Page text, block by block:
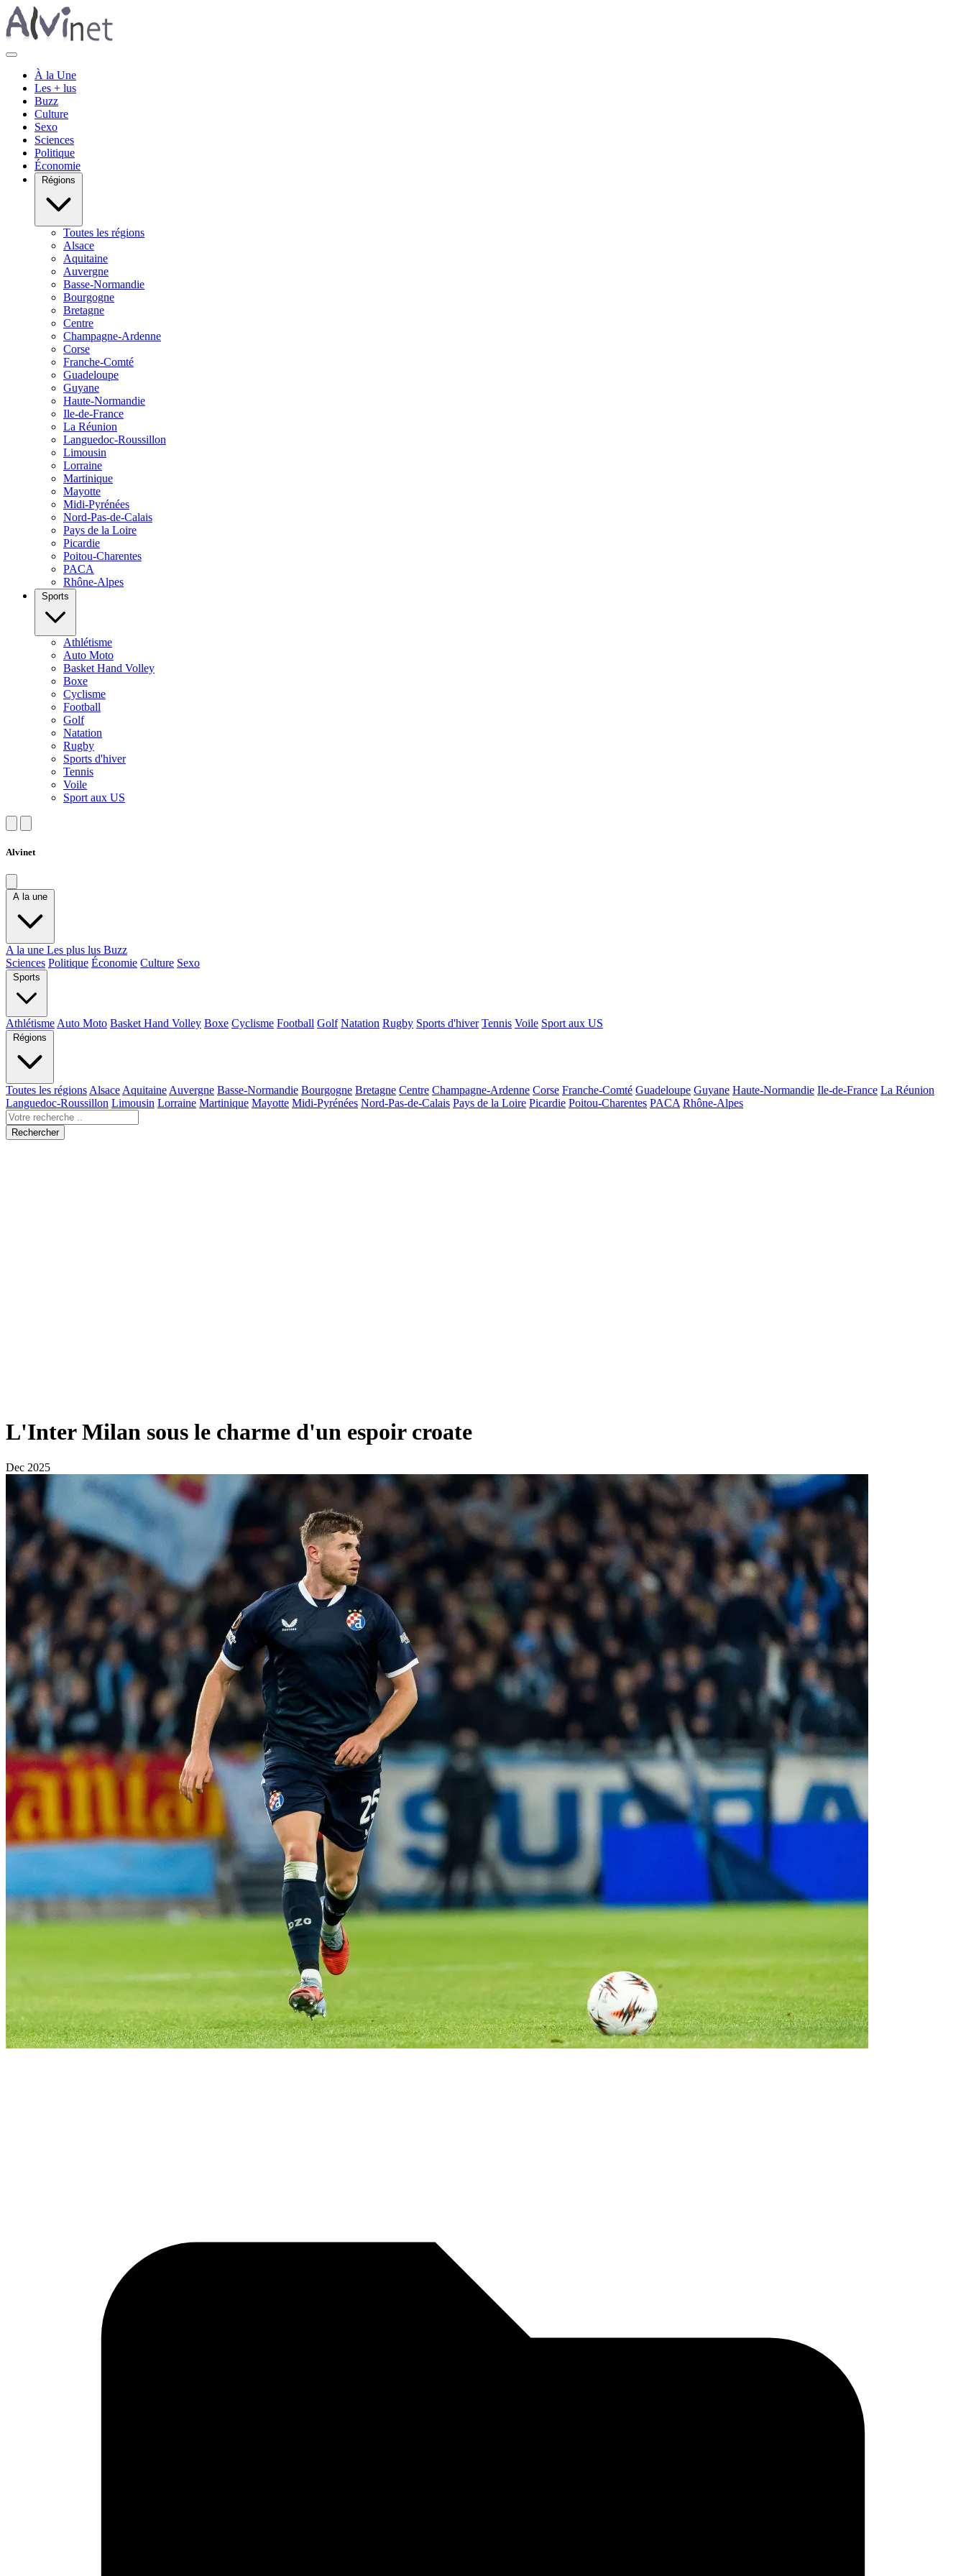
À la Une
Les + lus
Buzz
Culture
Sexo
Sciences
Politique
Économie
Régions
Toutes les régions
Alsace
Aquitaine
Auvergne
Basse-Normandie
Bourgogne
Bretagne
Centre
Champagne-Ardenne
Corse
Franche-Comté
Guadeloupe
Guyane
Haute-Normandie
Ile-de-France
La Réunion
Languedoc-Roussillon
Limousin
Lorraine
Martinique
Mayotte
Midi-Pyrénées
Nord-Pas-de-Calais
Pays de la Loire
Picardie
Poitou-Charentes
PACA
Rhône-Alpes
Sports
Athlétisme
Auto Moto
Basket Hand Volley
Boxe
Cyclisme
Football
Golf
Natation
Rugby
Sports d'hiver
Tennis
Voile
Sport aux US
Alvinet
A la une
A la une Les plus lus Buzz
Sciences Politique Économie Culture Sexo
Sports
Athlétisme Auto Moto Basket Hand Volley Boxe Cyclisme Football Golf Natation Rugby Sports d'hiver Tennis Voile Sport aux US
Régions
Toutes les régions Alsace Aquitaine Auvergne Basse-Normandie Bourgogne Bretagne Centre Champagne-Ardenne Corse Franche-Comté Guadeloupe Guyane Haute-Normandie Ile-de-France La Réunion
Languedoc-Roussillon Limousin Lorraine Martinique Mayotte Midi-Pyrénées Nord-Pas-de-Calais Pays de la Loire Picardie Poitou-Charentes PACA Rhône-Alpes
Rechercher
L'Inter Milan sous le charme d'un espoir croate
Dec 2025